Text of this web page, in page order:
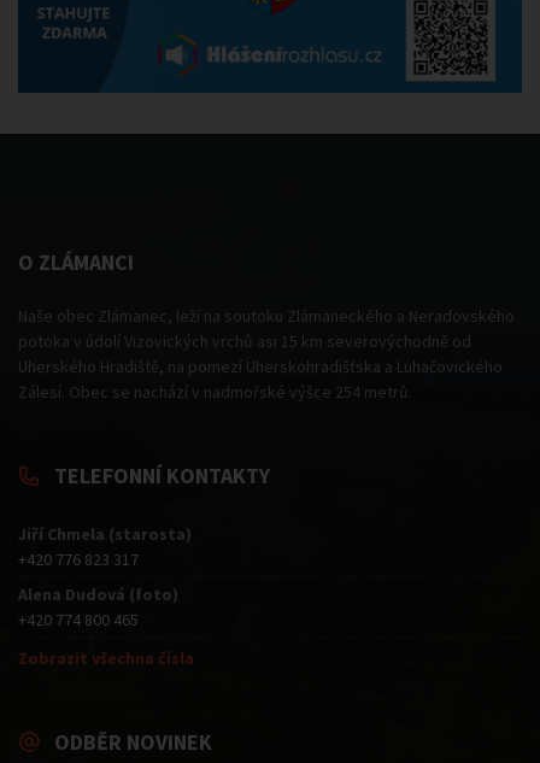
O ZLÁMANCI
Naše obec Zlámanec, leží na soutoku Zlámaneckého a Neradovského
potoka v údolí Vizovických vrchů asi 15 km severovýchodně od
Uherského Hradiště, na pomezí Uherskohradišťska a Luhačovického
Zálesí. Obec se nachází v nadmořské výšce 254 metrů.
TELEFONNÍ KONTAKTY
Jiří Chmela (starosta)
+420 776 823 317
Alena Dudová (foto)
+420 774 800 465
Zobrazit všechna čísla
ODBĚR NOVINEK